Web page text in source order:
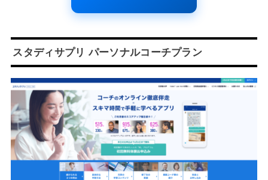
スタディサプリ パーソナルコーチプラン